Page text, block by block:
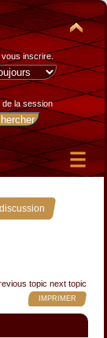
vous inscrire.
la session
»
topic next topic
IMPRIMER